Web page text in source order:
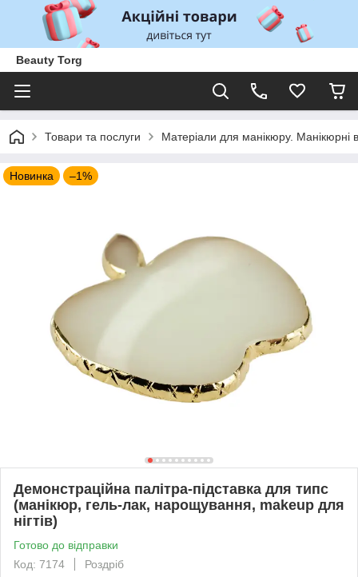
Beauty Torg
Товари та послуги Матеріали для манікюру. Манікюрні
Новинка –1%
Демонстраційна палітра-підставка для типс
(манікюр, гель-лак, нарощування, makeup для
нігтів)
Готово до відправки
Код: 7174
Роздріб